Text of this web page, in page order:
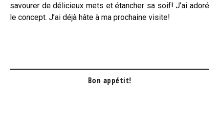
savourer de délicieux mets et étancher sa soif! J’ai adoré
le concept. J’ai déjà hâte à ma prochaine visite!
Bon appétit!